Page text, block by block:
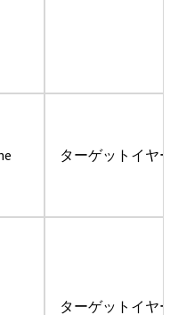
ターゲットイヤ
ターゲットイヤ